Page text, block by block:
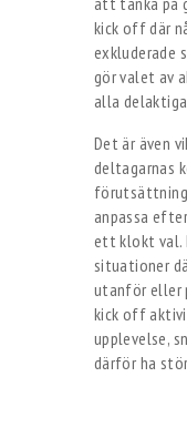
kick off där
exkluderade
gör valet av
alla
Det är även
deltagarnas
anpassa
ett klokt val.
situationer
utanför eller
kick off
upplevelse,
därför ha